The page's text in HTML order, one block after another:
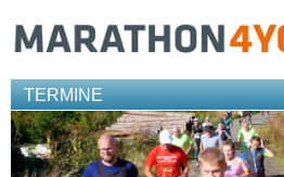
TERMINE